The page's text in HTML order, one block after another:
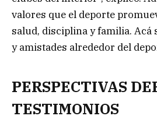
valores que el deporte
salud, disciplina y familia. Acá
y amistades alrededor del
PERSPECTIVAS
TESTIMONIOS